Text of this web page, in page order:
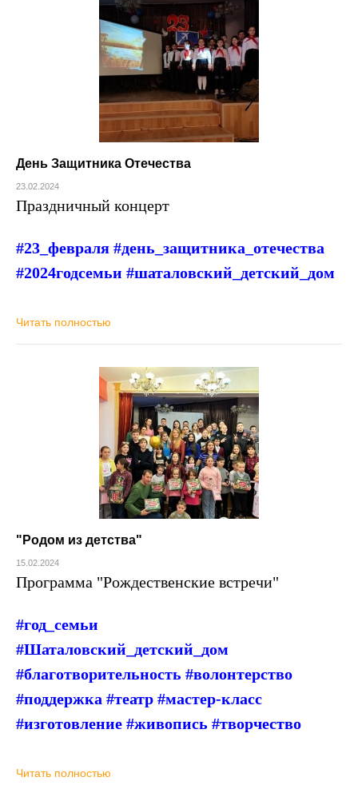
День Защитника Отечества
23.02.2024
Праздничный концерт
#23_февраля #день_защитника_отечества
#2024годсемьи #шаталовский_детский_дом
Читать полностью
"Родом из детства"
15.02.2024
Программа "Рождественские встречи"
#год_семьи
#Шаталовский_детский_дом
#благотворительность #волонтерство
#поддержка #театр #мастер-класс
#изготовление #живопись #творчество
Читать полностью